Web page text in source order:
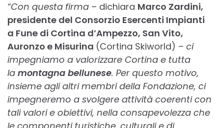
“Con questa firma – dichiara Marco Zardini,
presidente del Consorzio Esercenti Impianti
a Fune di Cortina d’Ampezzo, San Vito,
Auronzo e Misurina (Cortina Skiworld) – ci
impegniamo a valorizzare Cortina e tutta
la montagna bellunese. Per questo motivo,
insieme agli altri membri della Fondazione, ci
impegneremo a svolgere attività coerenti con
tali valori e obiettivi, nella consapevolezza che